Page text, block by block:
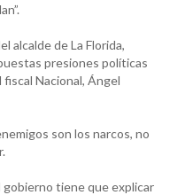
alcalde de La Florida,
presiones políticas
Nacional, Ángel
son los narcos, no
tiene que explicar